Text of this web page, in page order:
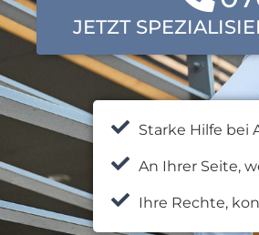
JETZT
Starke Hilfe bei
An Ihrer Seite,
Ihre Rechte,